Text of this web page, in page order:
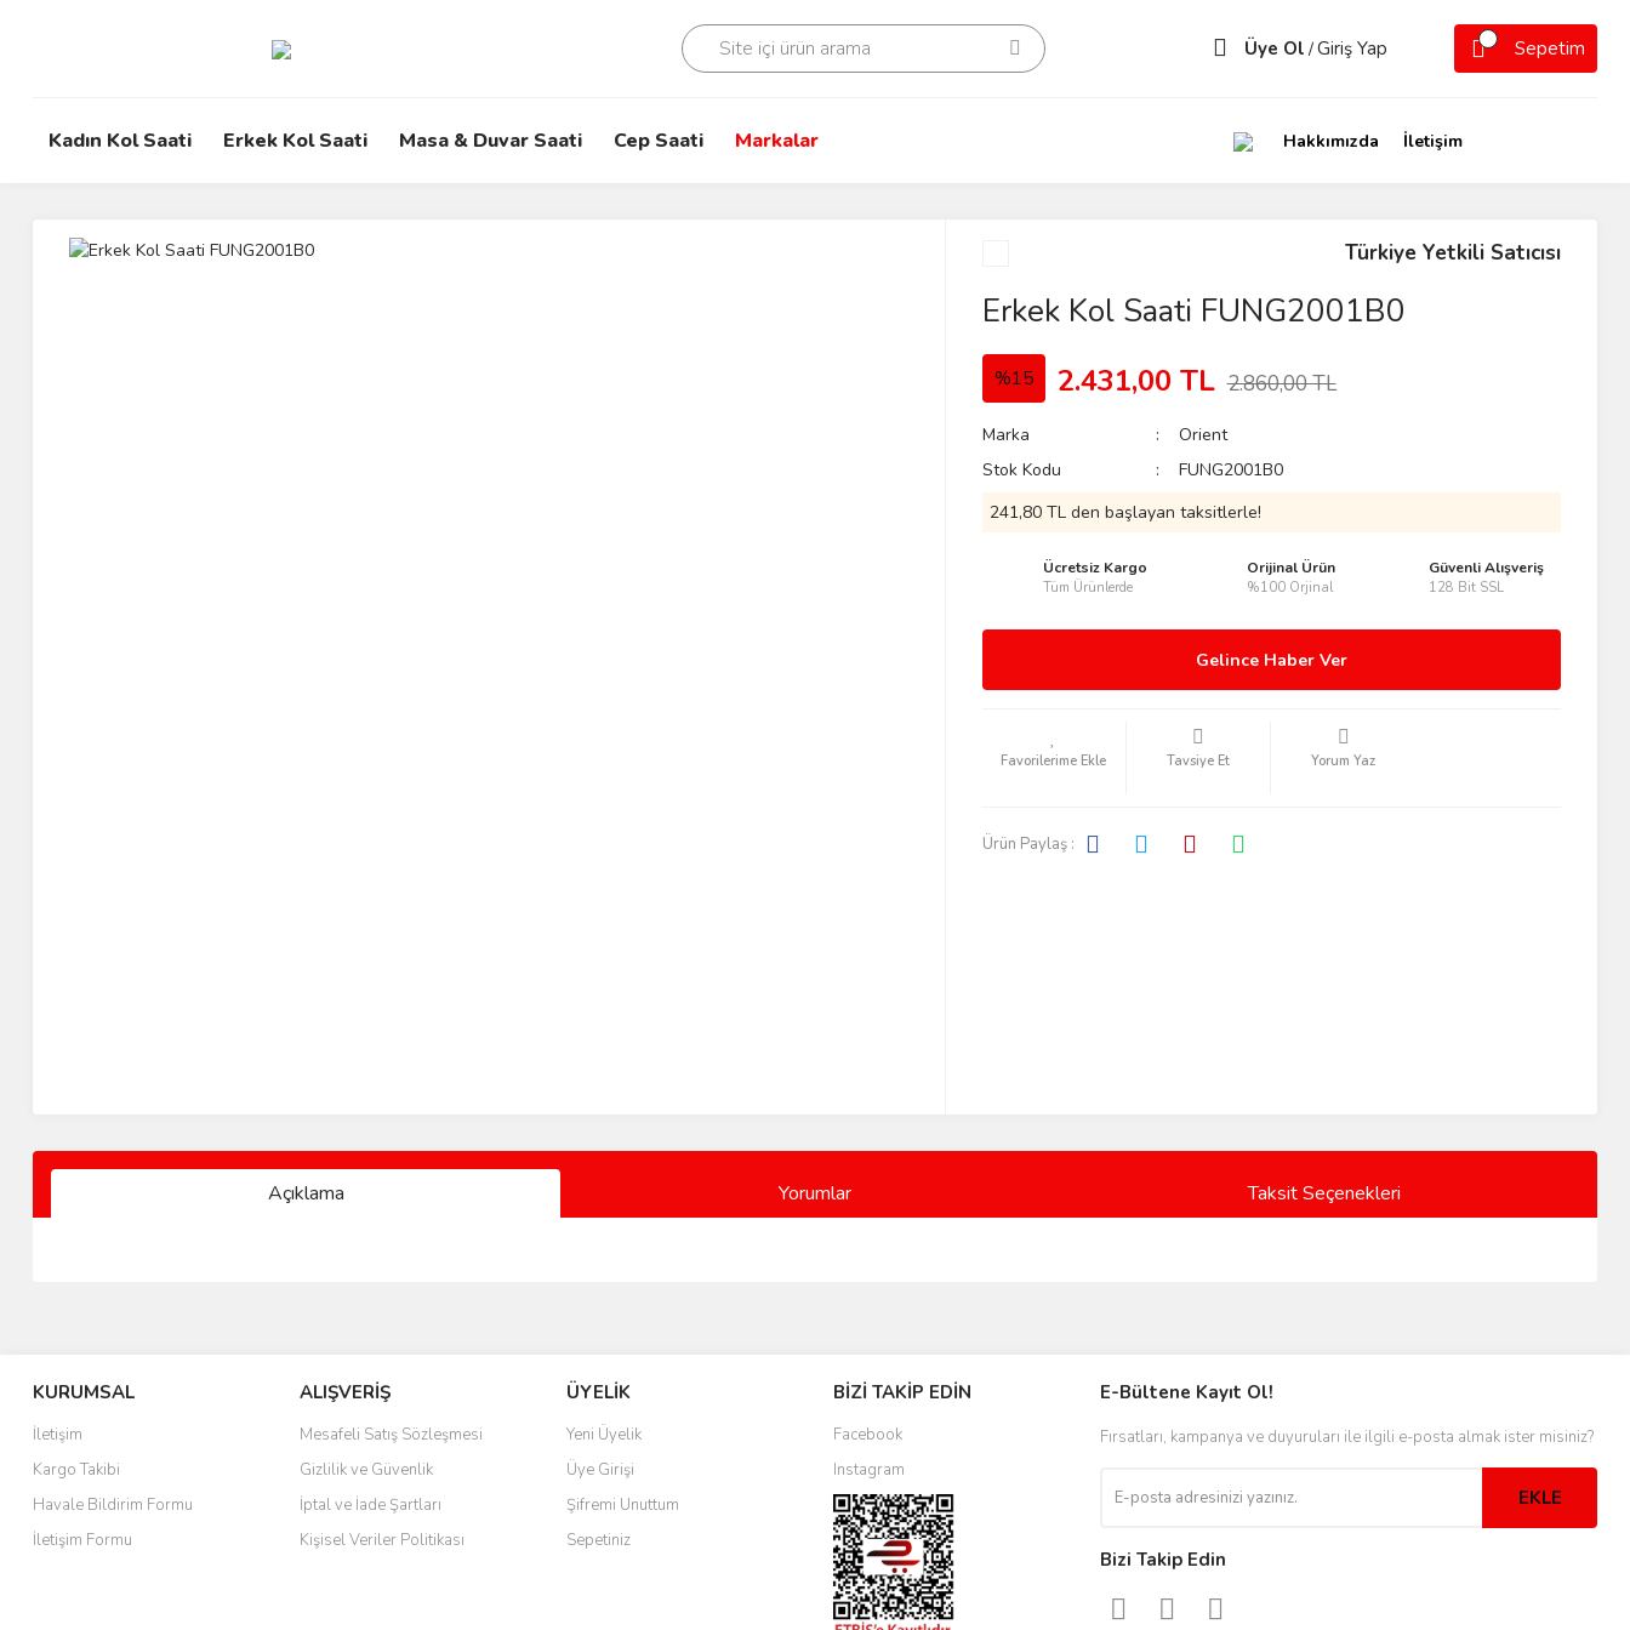
Üye Ol /Giriş Yap Sepetim
Kadın Kol Saati Erkek Kol Saati Masa & Duvar Saati Cep Saati Markalar Hakkımızda İletişim
Türkiye Yetkili Satıcısı
Erkek Kol Saati FUNG2001B0
%15 2.431,00 TL 2.860,00 TL
Marka
Orient
Stok Kodu
FUNG2001B0
241,80 TL den başlayan taksitlerle!
Ücretsiz Kargo
Tüm Ürünlerde
Orijinal Ürün
%100 Orjinal
Güvenli Alışveriş
128 Bit SSL
Gelince Haber Ver
Tavsiye Et Yorum Yaz
Ürün Paylaş :
Açıklama Yorumlar Taksit Seçenekleri
KURUMSAL
İletişim
Kargo Takibi
Havale Bildirim Formu
İletişim Formu
ALIŞVERİŞ
Mesafeli Satış Sözleşmesi
Gizlilik ve Güvenlik
İptal ve İade Şartları
Kişisel Veriler Politikası
ÜYELİK
Yeni Üyelik
Üye Girişi
Şifremi Unuttum
Sepetiniz
BİZİ TAKİP EDİN
Facebook
Instagram
E-Bültene Kayıt Ol!
Fırsatları, kampanya ve duyuruları ile ilgili e-posta almak ister misiniz?
EKLE
Bizi Takip Edin